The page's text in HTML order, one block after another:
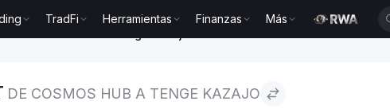
TradFi Herramientas Finanzas Más
DE COSMOS HUB A TENGE KAZAJO